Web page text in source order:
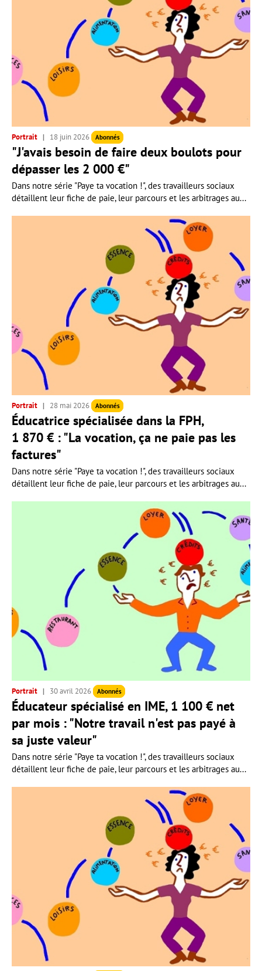
Portrait 18 juin 2026 Abonnés
"J'avais besoin de faire deux boulots pour
dépasser les 2 000 €"
Dans notre série "Paye ta vocation !", des travailleurs sociaux
détaillent leur fiche de paie, leur parcours et les arbitrages au...
Portrait 28 mai 2026 Abonnés
Éducatrice spécialisée dans la FPH,
1 870 € : "La vocation, ça ne paie pas les
factures"
Dans notre série "Paye ta vocation !", des travailleurs sociaux
détaillent leur fiche de paie, leur parcours et les arbitrages au...
Portrait 30 avril 2026 Abonnés
Éducateur spécialisé en IME, 1 100 € net
par mois : "Notre travail n'est pas payé à
sa juste valeur"
Dans notre série "Paye ta vocation !", des travailleurs sociaux
détaillent leur fiche de paie, leur parcours et les arbitrages au...